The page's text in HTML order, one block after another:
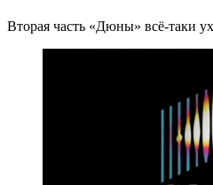
Вторая часть «Дюны» всё-таки